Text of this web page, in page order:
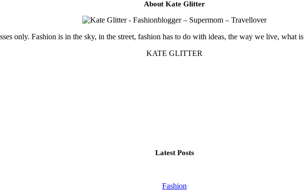
About Kate Glitter
only. Fashion is in the sky, in the street, fashion has to do with ideas, the way we live, what
KATE GLITTER
Latest Posts
Fashion